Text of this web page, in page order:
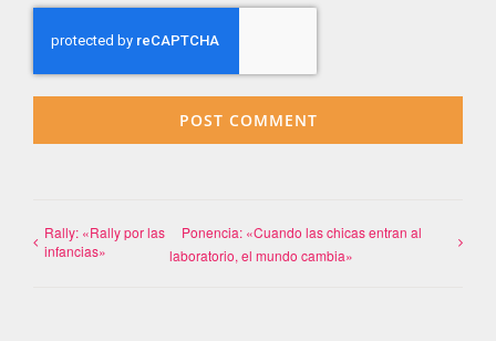
Rally: «Rally por las
infancias»
Ponencia: «Cuando las chicas entran al
laboratorio, el mundo cambia»